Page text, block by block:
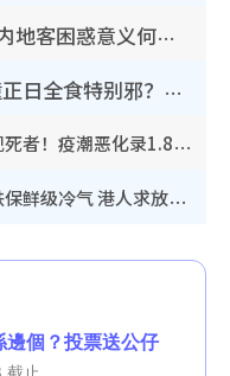
香港山边铁闸边门大开？内地客困惑意义何在！网友神回复：这种叫法理性防御
鬼门开2026｜农历七月撞正日全食特别邪？专家警告切忌做一事！揭4大禁忌+2招保平安
夺命寄生虫｜食生菜狂泻首现死者！疫潮恶化录1.8万宗病例 揭洗菜3大谬误
内地客夸港人不识老！揭港铁保鲜级冷气 港人求放过：别投诉